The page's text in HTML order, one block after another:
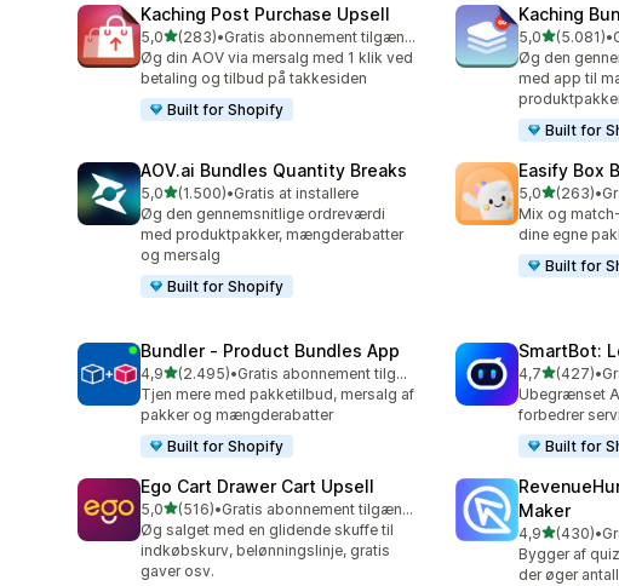
Kaching Post Purchase Upsell
5,0ud af 5 stjerner
(283)
283 anmeldelser i alt
•
Gratis abonnement tilgængeligt
Øg din AOV via mersalg med 1 klik ved
betaling og tilbud på takkesiden
Built for Shopify
Kaching
5,0ud af 5
(5.081)
5081 •
Øg den
med app til
Built for
AOV.ai Bundles Quantity Breaks
5,0ud af 5 stjerner
(1.500)
1500 anmeldelser i alt
•Gratis at installere
Øg den gennemsnitlige ordreværdi
med produktpakker, mængderabatter
og mersalg
Built for Shopify
Easify Box
5,0ud af 5
(263)
263 •
Mix og
dine egne
Built for
Bundler ‑ Product Bundles App
4,9ud af 5 stjerner
(2.495)
2495 anmeldelser i alt
•
Gratis abonnement tilgængeligt
Tjen mere med pakketilbud, mersalg af
pakker og mængderabatter
Built for Shopify
SmartBot:
4,7ud af 5
(427)
427 •
Ubegrænset
forbedrer
Built for
Ego Cart Drawer Cart Upsell
5,0ud af 5 stjerner
(516)
516 anmeldelser i alt
•
Gratis abonnement tilgængeligt
Øg salget med en glidende skuffe til
indkøbskurv, belønningslinje, gratis
gaver osv.
Maker
4,9ud af 5
(430)
430 •
Bygger af
der øger